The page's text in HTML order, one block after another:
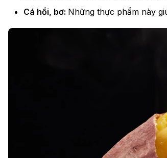
Cá hồi, bơ: Những thực phẩm này